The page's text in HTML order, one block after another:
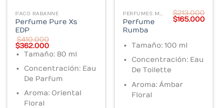
PACO RABANNE
Perfume Pure Xs
EDP
$410.000
Original
price
was:
$410.000.
$362.000Current
price
is:
$362.000.
Tamaño: 80 ml
Concentración: Eau
De Parfum
Aroma: Oriental
Floral
PERFUMES MUJER
Perfume
Rumba
$213.000
Original
$165.000
Tamaño: 100 ml
Concentración: Eau
De Toilette
Aroma: Ámbar
Floral